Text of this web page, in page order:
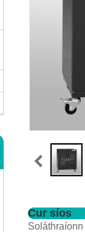
Cur síos